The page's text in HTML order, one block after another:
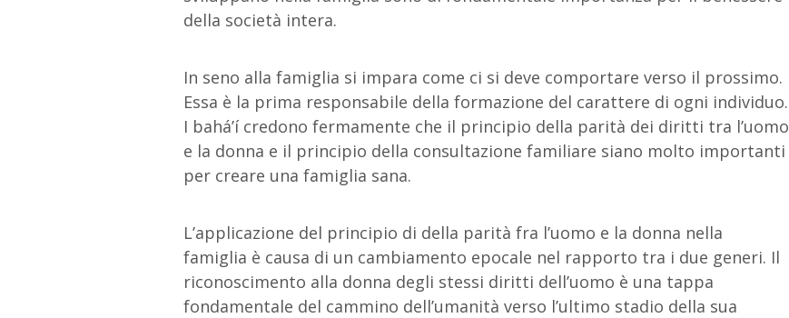
della società intera.
In seno alla famiglia si impara come ci si deve comportare verso il prossimo.
Essa è la prima responsabile della formazione del carattere di ogni individuo.
I bahá’í credono fermamente che il principio della parità dei diritti tra l’uomo
e la donna e il principio della consultazione familiare siano molto importanti
per creare una famiglia sana.
L’applicazione del principio di della parità fra l’uomo e la donna nella
famiglia è causa di un cambiamento epocale nel rapporto tra i due generi. Il
riconoscimento alla donna degli stessi diritti dell’uomo è una tappa
fondamentale del cammino dell’umanità verso l’ultimo stadio della sua